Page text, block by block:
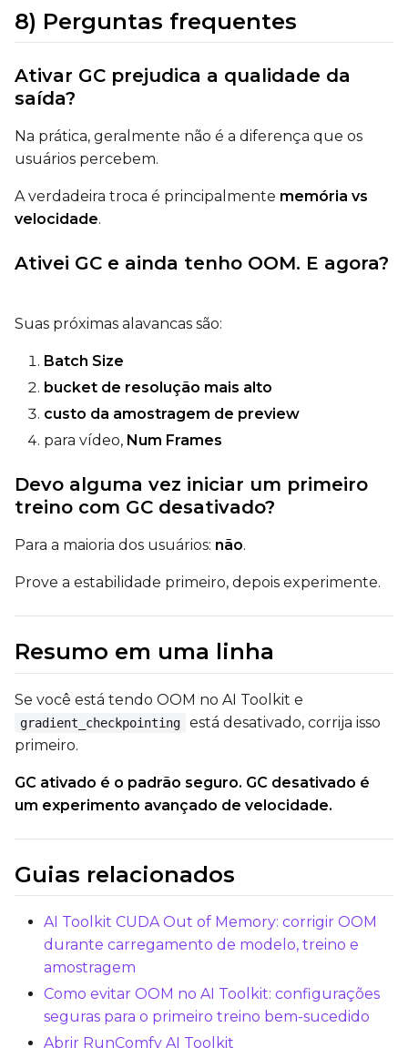
8) Perguntas frequentes
Ativar GC prejudica a qualidade da
saída?
Na prática, geralmente não é a diferença que os
usuários percebem.
A verdadeira troca é principalmente memória vs
velocidade.
Ativei GC e ainda tenho OOM. E agora?
Suas próximas alavancas são:
Batch Size
bucket de resolução mais alto
custo da amostragem de preview
para vídeo, Num Frames
Devo alguma vez iniciar um primeiro
treino com GC desativado?
Para a maioria dos usuários: não.
Prove a estabilidade primeiro, depois experimente.
Resumo em uma linha
Se você está tendo OOM no AI Toolkit e
gradient_checkpointing
está desativado, corrija isso
primeiro.
GC ativado é o padrão seguro. GC desativado é
um experimento avançado de velocidade.
Guias relacionados
AI Toolkit CUDA Out of Memory: corrigir OOM
durante carregamento de modelo, treino e
amostragem
Como evitar OOM no AI Toolkit: configurações
seguras para o primeiro treino bem-sucedido
Abrir RunComfy AI Toolkit